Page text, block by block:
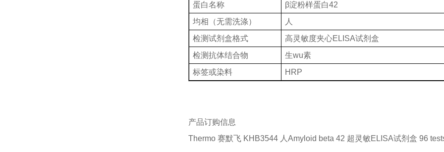
蛋白名称
β淀粉样蛋白42
均相（无需洗涤）
人
检测试剂盒格式
高灵敏度夹心ELISA试剂盒
检测抗体结合物
生wu素
标签或染料
HRP
产品订购信息
Thermo 赛默飞 KHB3544 人Amyloid beta 42 超灵敏ELISA试剂盒 96